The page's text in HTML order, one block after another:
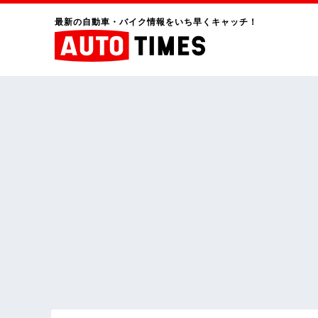
最新の自動車・バイク情報をいち早くキャッチ！